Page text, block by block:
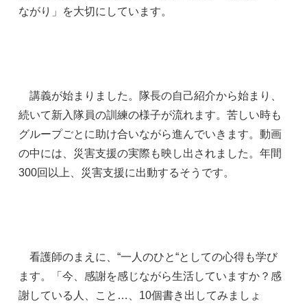
ながり」を大切にしています。
講義が始まりました。隊長の自己紹介から始まり、
続いて新入隊員の訓練の様子が流れます。苦しい時も
グループごとに助け合いながら進んでいきます。動画
の中には、災害支援の実際も映し出されました。年間
300回以上、災害支援に出動するそうです。
看護師のまえに、“一人のひと“としての心得も学び
ます。「今、感謝を感じながら生活していますか？感
謝している人、こと…、10個書き出してみましょ